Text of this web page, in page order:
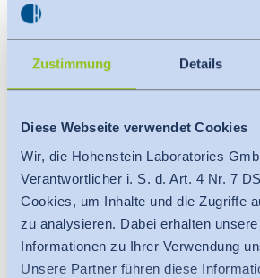
Zustimmung Details
Diese Webseite verwendet Cookies
Wir, die Hohenstein Laboratories
Verantwortlicher i. S. d. Art. 4 Nr. 7
Cookies, um Inhalte und die Zugriffe
zu analysieren. Dabei erhalten
Informationen zu Ihrer Verwendung
Unsere Partner führen diese
Lebenszyklus textile Fragmente an die
DIN SPEC 19296 bietet Hohenstein
ganzheitliches Prüfverfahren, um zu
Mehr
Seit 80 Jahren setzt Hohenstein
03.02.2026
Life Science / Gesundheit
PDF Datei herunterladen
Seit 80 Jahren steht Hohenstein für
wissenschaftliche Kompetenz und
unterstützt das Unternehmen Hersteller
Textilien, feste Konsumgüter und